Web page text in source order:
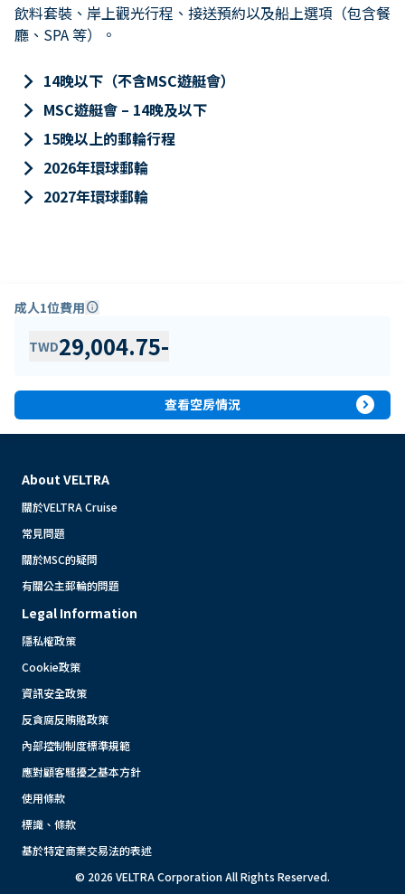
飲料套裝、岸上觀光行程、接送預約以及船上選項（包含餐
廳、SPA 等）。
keyboard_arrow_right 14晚以下（不含MSC遊艇會）
keyboard_arrow_right MSC遊艇會 – 14晚及以下
keyboard_arrow_right 15晚以上的郵輪行程
keyboard_arrow_right 2026年環球郵輪
keyboard_arrow_right 2027年環球郵輪
成人1位費用info
TWD29,004.75-
查看空房情況 expand_circle_right
About VELTRA
關於VELTRA Cruise
常見問題
關於MSC的疑問
有關公主郵輪的問題
Legal Information
隱私權政策
Cookie政策
資訊安全政策
反貪腐反賄賂政策
內部控制制度標準規範
應對顧客騷擾之基本方針
使用條款
標識、條款
基於特定商業交易法的表述
© 2026 VELTRA Corporation All Rights Reserved.